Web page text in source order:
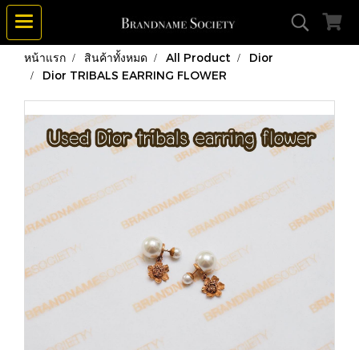
หน้าแรก สินค้าทั้งหมด All Product
Dior
Dior TRIBALS EARRING FLOWER